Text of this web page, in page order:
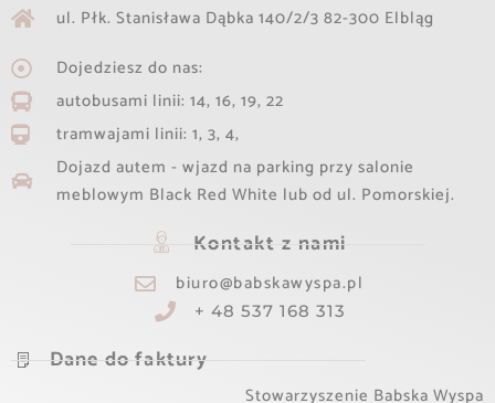
ul. Płk. Stanisława Dąbka 140/2/3 82-300 Elbląg​
Dojedziesz do nas:
autobusami linii: 14, 16, 19, 22
tramwajami linii: 1, 3, 4,
Dojazd autem - wjazd na parking przy salonie
meblowym Black Red White lub od ul. Pomorskiej.
Kontakt z nami
biuro@babskawyspa.pl
+ 48 537 168 313
Dane do faktury
Stowarzyszenie Babska Wyspa